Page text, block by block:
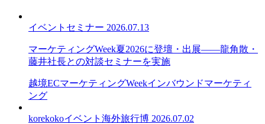
イベント セミナー 2026.07.13
マーケティングWeek夏2026に登壇・出展——龍角散・
藤井社長との対談セミナーを実施
越境ECマーケティングWeekインバウンドマーケティ
ング
korekokoイベント 海外旅行博 2026.07.02